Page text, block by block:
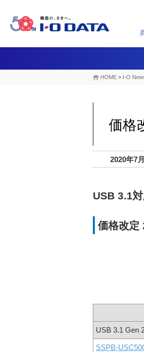
HOME > I-O
価格
2020年7
USB 3.1
価格改定
USB 3.1 Gen
SSPB-